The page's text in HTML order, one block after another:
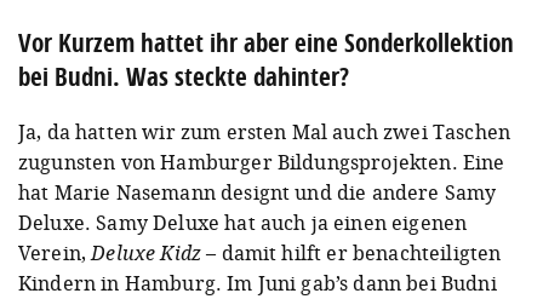
Vor Kurzem hattet ihr aber eine Sonderkollektion
bei Budni. Was steckte dahinter?
Ja, da hatten wir zum ersten Mal auch zwei Taschen
zugunsten von Hamburger Bildungsprojekten. Eine
hat Marie Nasemann designt und die andere Samy
Deluxe. Samy Deluxe hat auch ja einen eigenen
Verein,Deluxe Kidz– damit hilft er benachteiligten
Kindern in Hamburg. Im Juni gab’s dann bei Budni